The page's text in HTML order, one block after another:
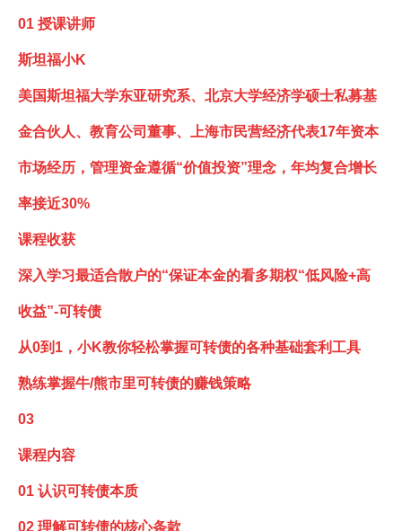
01 授课讲师
斯坦福小K
美国斯坦福大学东亚研究系、北京大学经济学硕士私募基
金合伙人、教育公司董事、上海市民营经济代表17年资本
市场经历，管理资金遵循“价值投资”理念，年均复合增长
率接近30%
课程收获
深入学习最适合散户的“保证本金的看多期权“低风险+高
收益”-可转债
从0到1，小K教你轻松掌握可转债的各种基础套利工具
熟练掌握牛/熊市里可转债的赚钱策略
03
课程内容
01 认识可转债本质
02 理解可转债的核心条款